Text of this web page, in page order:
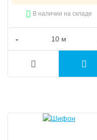
В наличии на складе
-